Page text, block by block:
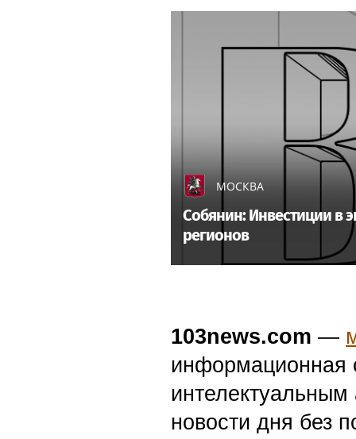
МОСКВА
Собянин: Инвестиции в
регионов
103news.com —
информационная
новости дня без